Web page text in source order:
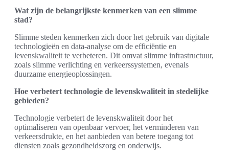
Wat zijn de belangrijkste kenmerken van een slimme
stad?
Slimme steden kenmerken zich door het gebruik van digitale
technologieën en data-analyse om de efficiëntie en
levenskwaliteit te verbeteren. Dit omvat slimme infrastructuur,
zoals slimme verlichting en verkeerssystemen, evenals
duurzame energieoplossingen.
Hoe verbetert technologie de levenskwaliteit in stedelijke
gebieden?
Technologie verbetert de levenskwaliteit door het
optimaliseren van openbaar vervoer, het verminderen van
verkeersdrukte, en het aanbieden van betere toegang tot
diensten zoals gezondheidszorg en onderwijs.